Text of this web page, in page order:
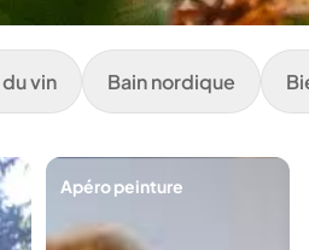
vin Bain nordique
Apéro peinture